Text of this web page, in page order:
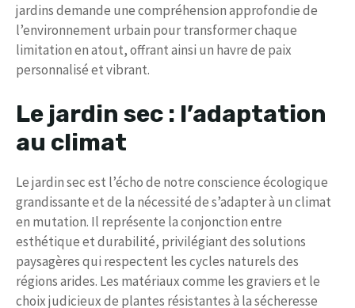
jardins demande une compréhension approfondie de
l’environnement urbain pour transformer chaque
limitation en atout, offrant ainsi un havre de paix
personnalisé et vibrant.
Le jardin sec : l’adaptation
au climat
Le jardin sec est l’écho de notre conscience écologique
grandissante et de la nécessité de s’adapter à un climat
en mutation. Il représente la conjonction entre
esthétique et durabilité, privilégiant des solutions
paysagères qui respectent les cycles naturels des
régions arides. Les matériaux comme les graviers et le
choix judicieux de plantes résistantes à la sécheresse